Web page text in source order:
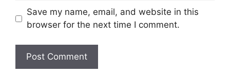
Save my name, email, and website in this
browser for the next time I comment.